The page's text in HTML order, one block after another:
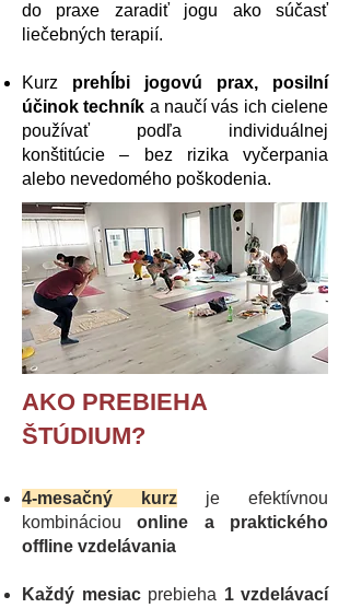
do praxe zaradiť jogu ako súčasť
liečebných terapií.
Kurz prehĺbi jogovú prax, posilní
účinok techník a naučí vás ich cielene
používať podľa individuálnej
konštitúcie – bez rizika vyčerpania
alebo nevedomého poškodenia.
AKO PREBIEHA
ŠTÚDIUM?
4-mesačný kurz je efektívnou
kombináciou
online a praktického
offline vzdelávania
Každý mesiac prebieha 1 vzdelávací